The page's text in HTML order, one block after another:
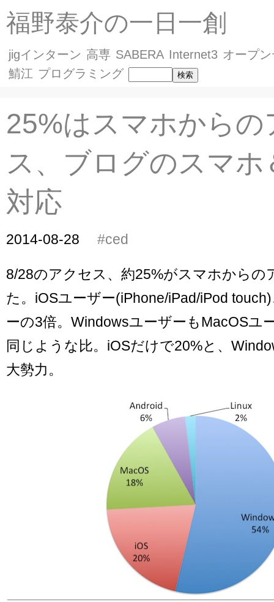
福野泰介の一日一創
jigインターン 高専 SABERA Internet3 オープ
鯖江 プログラミング
25%はスマホからの
ス、ブログのスマホ
対応
2014-08-28 #ced
8/28のアクセス、約25%がスマホからの
た。iOSユーザー(iPhone/iPad/iPod
ーの3倍。WindowsユーザーもMacOSユ
同じような比。iOSだけで20%と、
大勢力。